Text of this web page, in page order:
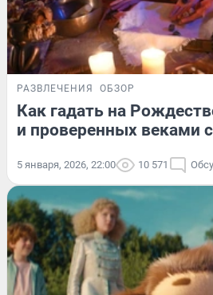
РАЗВЛЕЧЕНИЯ ОБЗОР
Как гадать на
и проверенных веками
5 января, 2026, 22:00 10 571